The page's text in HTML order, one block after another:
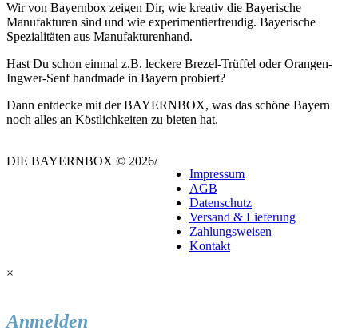
Wir von Bayernbox zeigen Dir, wie kreativ die Bayerische
Manufakturen sind und wie experimentierfreudig. Bayerische
Spezialitäten aus Manufakturenhand.
Hast Du schon einmal z.B. leckere Brezel-Trüffel oder Orangen-
Ingwer-Senf handmade in Bayern probiert?
Dann entdecke mit der BAYERNBOX, was das schöne Bayern
noch alles an Köstlichkeiten zu bieten hat.
DIE BAYERNBOX © 2026/
Impressum
AGB
Datenschutz
Versand & Lieferung
Zahlungsweisen
Kontakt
×
Anmelden